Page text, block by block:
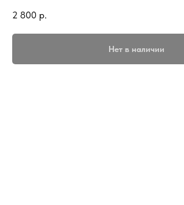
2 800 р.
Нет в наличии